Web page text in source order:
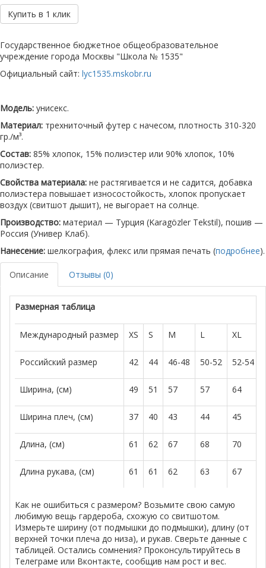
Купить в 1 клик
Государственное бюджетное общеобразовательное
учреждение города Москвы "Школа № 1535"
Официальный сайт: lyc1535.mskobr.ru
Модель: унисекс.
Материал: трехниточный футер с начесом, плотность 310-320
гр./м³.
Состав: 85% хлопок, 15% полиэстер или 90% хлопок, 10%
полиэстер.
Свойства материала: не растягивается и не садится, добавка
полиэстера повышает износостойкость, хлопок пропускает
воздух (свитшот дышит), не выгорает на солнце.
Производство: материал — Турция (Karagözler Tekstil), пошив —
Россия (Универ Клаб).
Нанесение: шелкография, флекс или прямая печать (подробнее).
Описание Отзывы (0)
Размерная таблица
Международный размер XS S M L XL
Российский размер 42 44 46-48 50-52 52-54
Ширина, (см) 49 51 57 57 64
Ширина плеч, (см) 37 40 43 44 45
Длина, (см) 61 62 67 68 70
Длина рукава, (см) 61 61 62 63 67
Как не ошибиться с размером? Возьмите свою самую
любимую вещь гардероба, схожую со свитшотом.
Измерьте ширину (от подмышки до подмышки), длину (от
верхней точки плеча до низа), и рукав. Сверьте данные с
таблицей. Остались сомнения? Проконсультируйтесь в
Телеграме или Вконтакте, сообщив нам рост и вес.